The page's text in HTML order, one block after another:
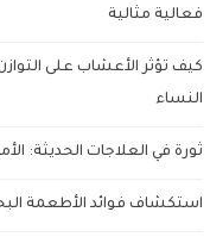
فعالية مثالية
كيف تؤثر الأعشاب على
النساء
ثورة في العلاجات الحديثة:
استكشاف فوائد الأطعمة